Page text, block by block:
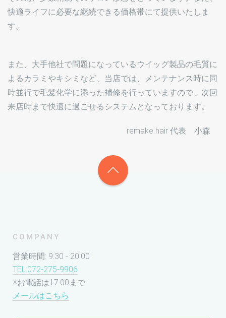
快適ライフに必要な継続できる価格帯にて提供いたしま
す。
また、大手他社で問題になっているウイッグ製品の毛質に
よるカラミやキシミなど、当店では、メンテナンス時に同
時並行で毛髪化学に添った補修を行っていますので、次回
来店時まで快適に過ごせるシステムとなっております。
remake hair 代表 小森
COMPANY
営業時間: 9:30 - 20:00
TEL:072-275-9906
※お電話は17:00まで
メールはこちら